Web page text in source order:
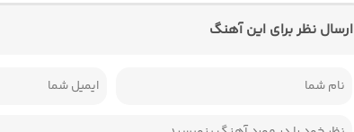
ارسال نظر برای این آهنگ